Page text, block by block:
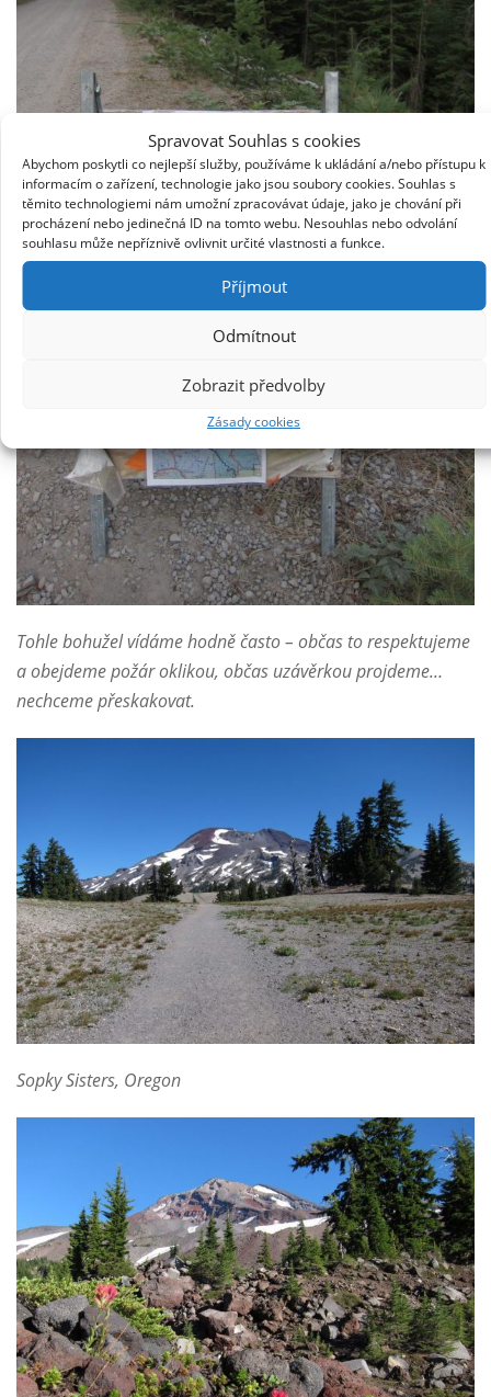
Spravovat Souhlas s cookies
Abychom poskytli co nejlepší služby, používáme k ukládání a/nebo přístupu k
informacím o zařízení, technologie jako jsou soubory cookies. Souhlas s
těmito technologiemi nám umožní zpracovávat údaje, jako je chování při
procházení nebo jedinečná ID na tomto webu. Nesouhlas nebo odvolání
souhlasu může nepříznivě ovlivnit určité vlastnosti a funkce.
Příjmout
Odmítnout
Zobrazit předvolby
Zásady cookies
Tohle bohužel vídáme hodně často – občas to respektujeme
a obejdeme požár oklikou, občas uzávěrkou projdeme…
nechceme přeskakovat.
Sopky Sisters, Oregon